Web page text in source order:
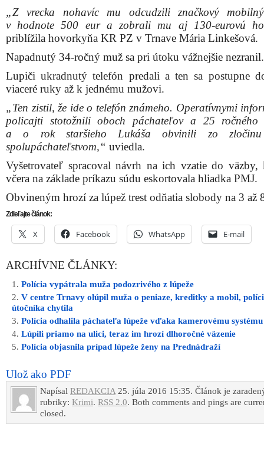
„Z vrecka nohavíc mu odcudzili značkový
v hodnote 500 eur a zobrali mu aj 130-eurovú
priblížila hovorkyňa KR PZ v Trnave Mária Linkešová.
Napadnutý 34-ročný muž sa pri útoku vážnejšie nezranil.
Lupiči ukradnutý telefón predali a ten sa postupne
viaceré ruky až k jednému mužovi.
„Ten zistil, že ide o telefón známeho. Operatívnymi
policajti stotožnili oboch páchateľov a 25 ročného
a o rok staršieho Lukáša obvinili zo zločinu
spolupáchateľstvom,“ uviedla.
Vyšetrovateľ spracoval návrh na ich vzatie do väzby,
včera na základe príkazu súdu eskortovala hliadka PMJ.
Obvineným hrozí za lúpež trest odňatia slobody na 3 až
Zdieľajte článok:
X Facebook WhatsApp E-mail
ARCHÍVNE ČLÁNKY:
Polícia vypátrala muža podozrivého z lúpeže
V centre Trnavy olúpil muža o peniaze, kreditky a mobil,
útočníka chytila
Polícia odhalila páchateľa lúpeže vďaka kamerovému systému
Lúpili priamo na ulici, teraz im hrozí dlhoročné väzenie
Polícia objasnila prípad lúpeže ženy na Prednádraží
Ulož ako PDF
Napísal REDAKCIA25. júla 2016 15:35. Článok je
rubriky: Krimi. RSS 2.0. Both comments and pings are
closed.